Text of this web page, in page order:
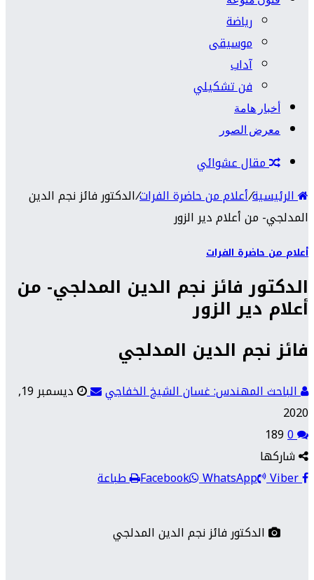
رياضة
موسيقى
آداب
فن تشكيلي
أخبار هامة
معرض الصور
مقال عشوائي
الرئيسية/أعلام من حاضرة الفرات/الدكتور فائز نجم الدين
المدلجي- من أعلام دير الزور
أعلام من حاضرة الفرات
الدكتور فائز نجم الدين المدلجي- من
أعلام دير الزور
فائز نجم الدين المدلجي
الباحث المهندس: غسان الشيخ الخفاجي
ديسمبر 19,
2020
0
شاركها
Facebook
WhatsApp Viber طباعة
الدكتور فائز نجم الدين المدلجي